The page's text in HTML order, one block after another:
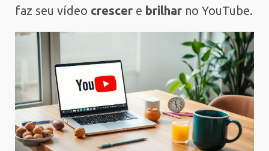
faz seu vídeo crescer e brilhar no YouTube.